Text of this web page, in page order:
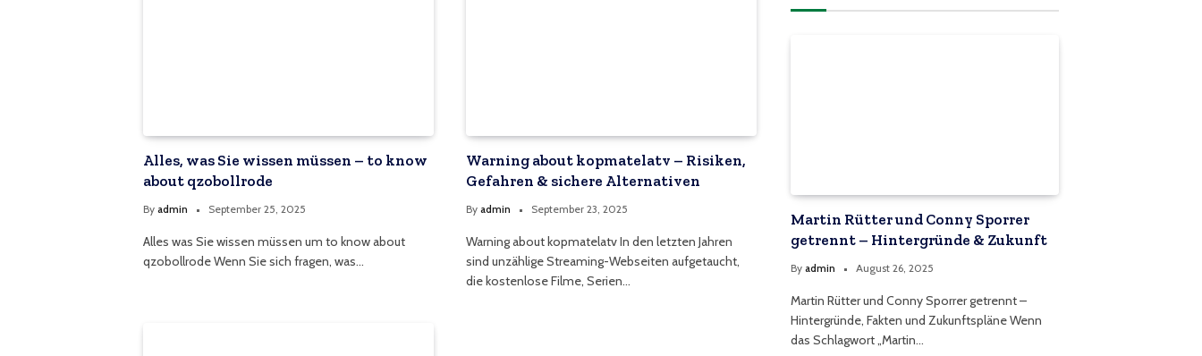
Alles, was Sie wissen müssen – to know
about qzobollrode
By admin September 25, 2025
Alles was Sie wissen müssen um to know about
qzobollrode Wenn Sie sich fragen, was…
Warning about kopmatelatv – Risiken,
Gefahren & sichere Alternativen
By admin September 23, 2025
Warning about kopmatelatv In den letzten Jahren
sind unzählige Streaming-Webseiten aufgetaucht,
die kostenlose Filme, Serien…
Martin Rütter und Conny Sporrer
getrennt – Hintergründe & Zukunft
By admin August 26, 2025
Martin Rütter und Conny Sporrer getrennt –
Hintergründe, Fakten und Zukunftspläne Wenn
das Schlagwort „Martin…